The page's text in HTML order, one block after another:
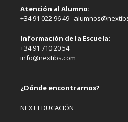
Atención al Alumno:
+34 91 022 96 49
Información de la Escuela:
+34 91 710 20 54
info@nextibs.com
¿Dónde encontrarnos?
NEXT EDUCACIÓN